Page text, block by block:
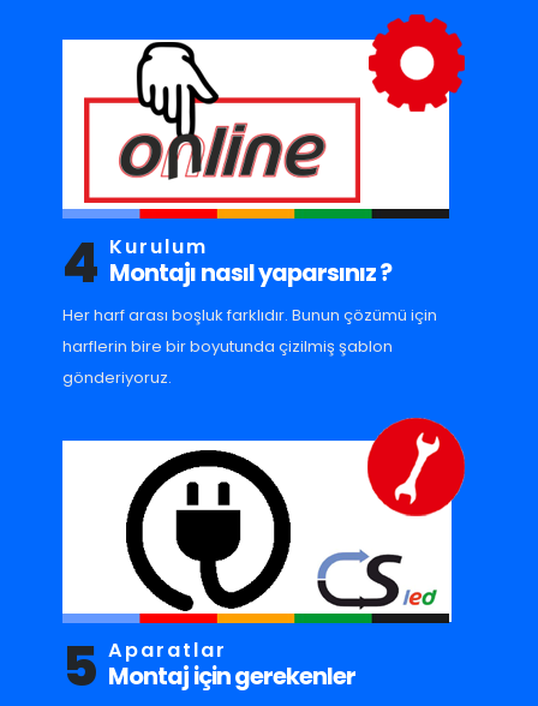
4 Kurulum
Montajı nasıl yaparsınız ?
Her harf arası boşluk farklıdır. Bunun çözümü için
harflerin bire bir boyutunda çizilmiş şablon
gönderiyoruz.
5 Aparatlar
Montaj için gerekenler